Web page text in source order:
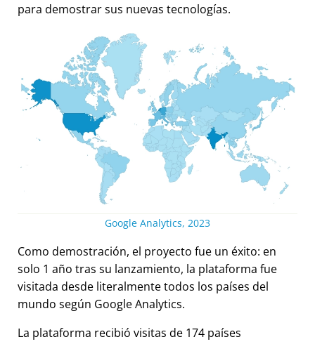
para demostrar sus nuevas tecnologías.
Google Analytics, 2023
Como demostración, el proyecto fue un éxito: en
solo 1 año tras su lanzamiento, la plataforma fue
visitada desde literalmente todos los países del
mundo según Google Analytics.
La plataforma recibió visitas de 174 países